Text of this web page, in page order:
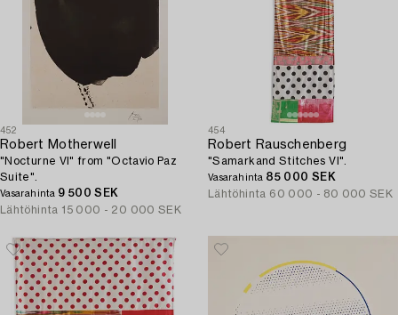
452
Robert Motherwell
"Nocturne VI" from "Octavio Paz
Suite".
Vasarahinta 9 500 SEK
Lähtöhinta 15 000 - 20 000 SEK
454
Robert Rauschenberg
"Samarkand Stitches VI".
Vasarahinta 85 000 SEK
Lähtöhinta 60 000 - 80 000 SEK